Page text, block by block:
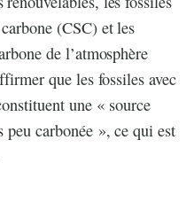
(CSC) et les
de l’atmosphère
que les fossiles avec
une « source
peu carbonée », ce qui est